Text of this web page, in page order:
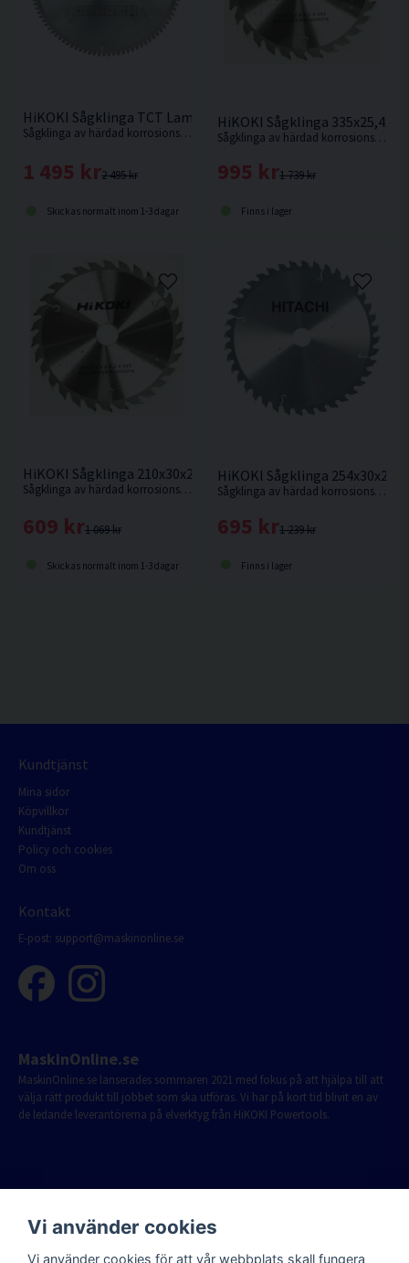
HiKOKI Sågklinga TCT Laminat Aluminium 305x30x2,8mm
Sågklinga av härdad korrosionsbeständigt stål för sågning i hårda och mjuka träslag och även aluminiumsmaterialer.
2 495 kr
1 495 kr
Skickas normalt inom 1-3 dagar
HiKOKI Sågklinga
Sågklinga av härdad korrosionsbeständigt stål för sågning i hårda och mjuka träslag.
1 739 kr
995 kr
Finns i lager
HiKOKI Sågklinga 210x30x2,4mm 30T
Sågklinga av härdad korrosionsbeständigt stål för sågning i hårt och mjukt trä.
1 069 kr
609 kr
Skickas normalt inom 1-3 dagar
HiKOKI Sågklinga
Sågklinga av härdad korrosionsbeständigt stål för kapning i hårt och mjukt trä.
1 239 kr
695 kr
Finns i lager
Kundtjänst
Mina sidor
Köpvillkor
Kundtjänst
Policy och cookies
Om oss
Kontakt
E-post: support@maskinonline.se
MaskinOnline.se
MaskinOnline.se lanserades sommaren 2021 med fokus på att hjälpa till att
välja rätt produkt till jobbet som ska utföras. Vi har på kort tid blivit en av
de ledande leverantörerna på elverktyg från HiKOKI Powertools.
Vi använder cookies
Vi använder cookies för att vår webbplats skall fungera